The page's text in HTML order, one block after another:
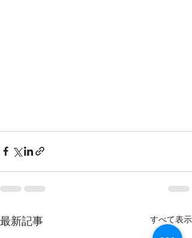
最新記事 すべて表示